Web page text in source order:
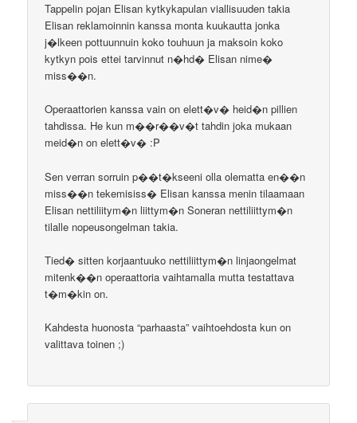
Tappelin pojan Elisan kytkykapulan viallisuuden takia
Elisan reklamoinnin kanssa monta kuukautta jonka
j�lkeen pottuunnuin koko touhuun ja maksoin koko
kytkyn pois ettei tarvinnut n�hd� Elisan nime�
miss��n.
Operaattorien kanssa vain on elett�v� heid�n pillien
tahdissa. He kun m��r��v�t tahdin joka mukaan
meid�n on elett�v� :P
Sen verran sorruin p��t�kseeni olla olematta en��n
miss��n tekemisiss� Elisan kanssa menin tilaamaan
Elisan nettiliitym�n liittym�n Soneran nettiliittym�n
tilalle nopeusongelman takia.
Tied� sitten korjaantuuko nettiliittym�n linjaongelmat
mitenk��n operaattoria vaihtamalla mutta testattava
t�m�kin on.
Kahdesta huonosta “parhaasta” vaihtoehdosta kun on
valittava toinen ;)